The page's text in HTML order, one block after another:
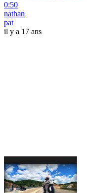
0:50
nathan
pat
il y a 17 ans